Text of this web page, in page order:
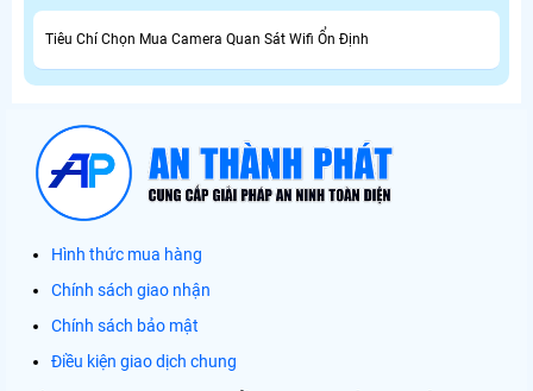
Tiêu Chí Chọn Mua Camera Quan Sát Wifi Ổn Định
Hình thức mua hàng
Chính sách giao nhận
Chính sách bảo mật
Điều kiện giao dịch chung